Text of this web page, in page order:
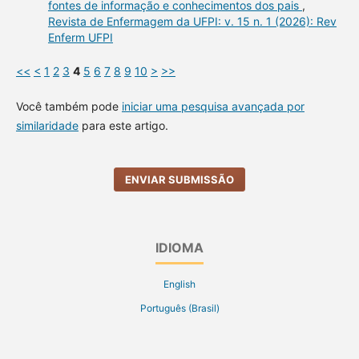
fontes de informação e conhecimentos dos pais ,
Revista de Enfermagem da UFPI: v. 15 n. 1 (2026): Rev
Enferm UFPI
<< < 1 2 3 4 5 6 7 8 9 10 > >>
Você também pode iniciar uma pesquisa avançada por
similaridadepara este artigo.
ENVIAR SUBMISSÃO
IDIOMA
English
Português (Brasil)